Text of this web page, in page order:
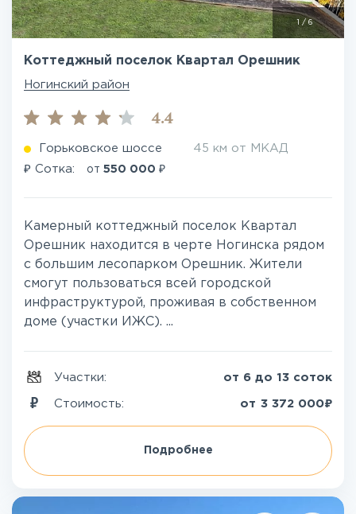
/ 6
Коттеджный поселок Квартал Орешник
Ногинский район
4.4
Горьковское шоссе 45 км от МКАД
₽ Сотка: от 550 000 ₽
Камерный коттеджный поселок Квартал
Орешник находится в черте Ногинска рядом
с большим лесопарком Орешник. Жители
смогут пользоваться всей городской
инфраструктурой, проживая в собственном
доме (участки ИЖС). ...
Участки: от 6 до 13 соток
Стоимость: от 3 372 000₽
Подробнее